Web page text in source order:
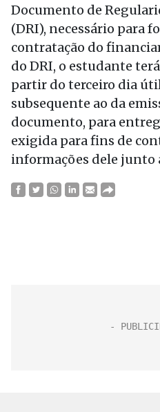
Documento de
(DRI), necessário para
contratação do
do DRI, o estudante
partir do terceiro dia
subsequente ao da
documento, para
exigida para fins de
informações dele junto